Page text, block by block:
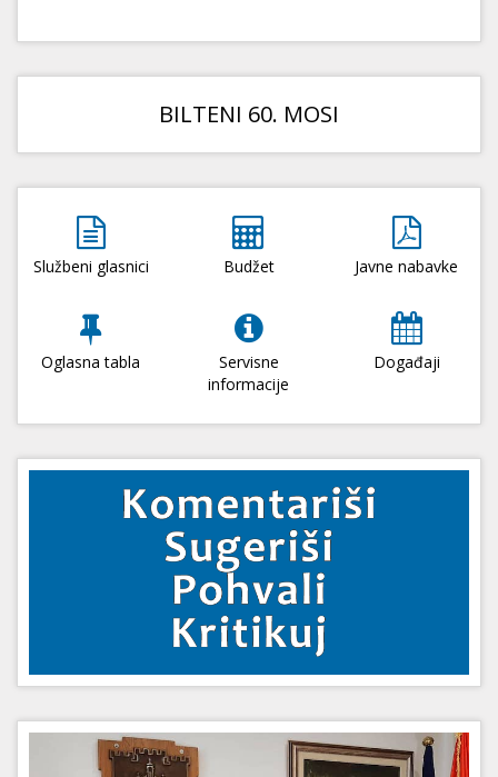
BILTENI 60. MOSI
Službeni glasnici Budžet Javne nabavke
Oglasna tabla
Servisne
informacije
Događaji